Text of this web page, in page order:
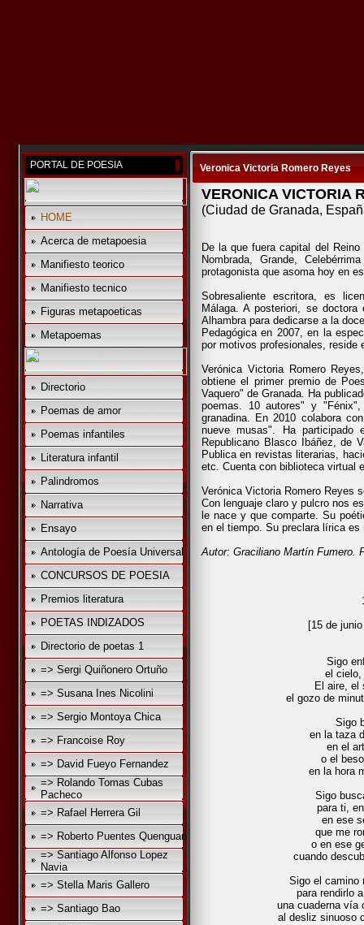
PORTAL DE POESIA
HOME
Acerca de metapoesia
Manifiesto teorico
Manifiesto tecnico
Figuras metapoeticas
Metapoemas
Directorio
Poemas de amor
Poemas infantiles
Literatura infantil
Palindromos
Narrativa
Ensayo
Antología de Poesía Universal
CONCURSOS DE POESIA
Premios literatura
POETAS INDIZADOS
Directorio de poetas 1
=> Sergi Quiñonero Ortuño
=> Susana Ines Nicolini
=> Sergio Montoya Chica
=> Francoise Roy
=> David Fueyo Fernandez
=> Rolando Tomas Cubas
Pacheco
=> Rafael Herrera Gil
=> Roberto Puentes Quenguan
=> Santiago Alfonso Lopez
Navia
=> Stella Maris Gallero
=> Santiago Bao
Veronica Victoria Romero Reyes
VERONICA VICTORIA
(Ciudad de Granada,
De la que fuera capital del
Nombrada, Grande,
protagonista que asoma hoy en
Sobresaliente escritora, es
Málaga. A posteriori, se
Alhambra para dedicarse a la
Pedagógica en 2007, en la
por motivos profesionales, reside
Verónica Victoria Romero
obtiene el primer premio de
Vaquero" de Granada. Ha
poemas. 10 autores" y
granadina. En 2010 colabora
nueve musas". Ha
Republicano Blasco Ibáñez, de
Publica en revistas literarias,
etc. Cuenta con biblioteca virtual
Verónica Victoria Romero Reyes
Con lenguaje claro y pulcro nos
le nace y que comparte. Su
en el tiempo. Su preclara lírica
Autor: Graciliano Martín Fumero.
[15 de
Sigo
el
El aire, el
el gozo de
Sigo
en la taza
en el
o el
en la hora
Sigo
para ti,
en ese
que me
o en ese
cuando
Sigo el camino
para rendirlo
una cuaderna vía
al desliz sinuoso